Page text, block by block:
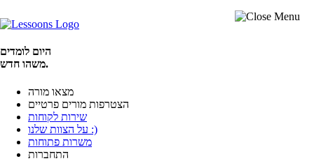
היום לומדים
משהו חדש.
מצאו מורה
הצטרפות מורים פרטיים
שירות לקוחות
על הצוות שלנו :)
משרות פתוחות
התחברות